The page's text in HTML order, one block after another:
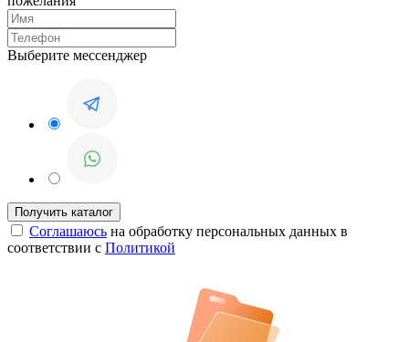
Выберите мессенджер
Соглашаюсь на обработку персональных данных в
соответствии с Политикой